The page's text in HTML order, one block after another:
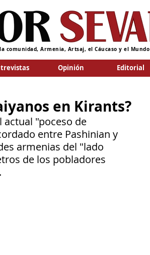
comunidad, Armenia, Artsaj, el Cáucaso y el Mundo
Opinión Editorial
en Kirants?
"poceso de
entre Pashinian y
armenias del "lado
de los pobladores